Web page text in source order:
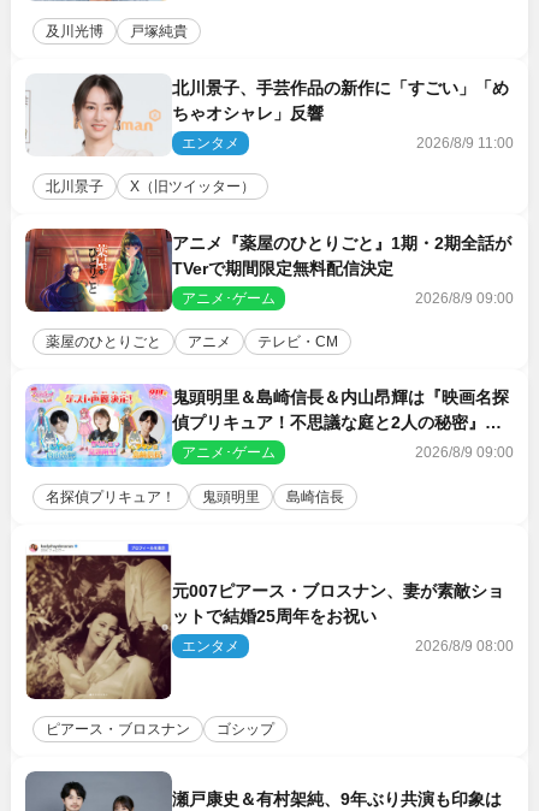
及川光博 戸塚純貴
北川景子、手芸作品の新作に「すごい」「め
ちゃオシャレ」反響
エンタメ 2026/8/9 11:00
北川景子 X（旧ツイッター）
アニメ『薬屋のひとりごと』1期・2期全話が
TVerで期間限定無料配信決定
アニメ･ゲーム 2026/8/9 09:00
薬屋のひとりごと アニメ テレビ・CM
鬼頭明里＆島崎信長＆内山昂輝は『映画名探
偵プリキュア！不思議な庭と2人の秘密』ゲ
スト声優に決定
アニメ･ゲーム 2026/8/9 09:00
名探偵プリキュア！ 鬼頭明里 島崎信長
元007ピアース・ブロスナン、妻が素敵ショ
ットで結婚25周年をお祝い
エンタメ 2026/8/9 08:00
ピアース・ブロスナン ゴシップ
瀬戸康史＆有村架純、9年ぶり共演も印象は